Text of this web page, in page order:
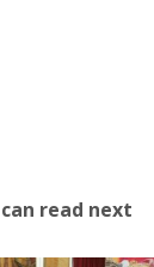
read next